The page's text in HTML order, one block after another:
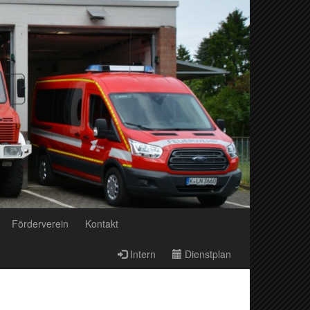
Förderverein Kontakt
Intern Dienstplan